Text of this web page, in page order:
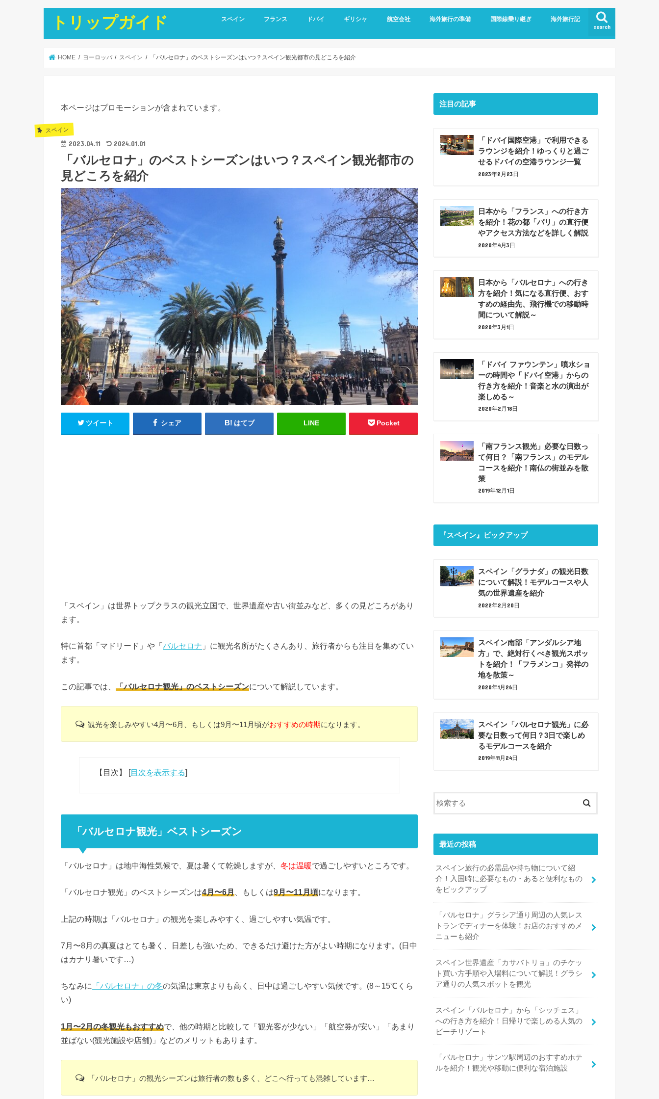
トリップガイド search
スペイン
スペイン基本情報
バルセロナ旅行
グラナダ
コルドバ
アンダルシア地方
セビリア
マドリード
フランス
フランス基本情報
リヨン観光
トゥールーズ旅行
ニース旅行
南フランス旅行
ドバイ
ドバイ空港
ドバイ基本情報
オールドドバイ
ダウンタウン
ドバイマリーナ
デザートサファリ
ドバイメトロ
ドバイ 新しい観光スポット
ドバイ ホテル選び
ギリシャ
アテネ観光
サントリーニ島 観光
メテオラ観光
航空会社
エミレーツ航空
スカイエクスプレス航空
マイレージプログラム
海外旅行の準備
海外旅行の持ち物
空港での暇つぶしアイデア7選！
クレジットカード
オプショナルツアー
観光プラン
国際線乗り継ぎ
ドバイ乗り継ぎ
海外旅行記
バルセロナ観光(2023年6月)
HOME ヨーロッパ スペイン 「バルセロナ」のベストシーズンはいつ？スペイン観光都市の見どころを紹介
本ページはプロモーションが含まれています。
スペイン
2023.04.11 2024.01.01
「バルセロナ」のベストシーズンはいつ？スペイン観光都市の
見どころを紹介
ツイート シェア はてブ LINE Pocket
「スペイン」は世界トップクラスの観光立国で、世界遺産や古い街並みなど、多くの見どころがあり
ます。
特に首都「マドリード」や「 バルセロナ 」に観光名所がたくさんあり、旅行者からも注目を集めてい
ます。
この記事では、 「バルセロナ観光」のベストシーズンについて解説しています。
観光を楽しみやすい4月〜6月、もしくは9月〜11月頃がおすすめの時期になります。
【目次】 [目次を表示する]
「バルセロナ観光」ベストシーズン
「バルセロナ」は地中海性気候で、夏は暑くて乾燥しますが、 冬は温暖で過ごしやすいところです。
「バルセロナ観光」のベストシーズンは4月〜6月 、もしくは9月〜11月頃になります。
上記の時期は「バルセロナ」の観光を楽しみやすく、過ごしやすい気温です。
7月〜8月の真夏はとても暑く、日差しも強いため、できるだけ避けた方がよい時期になります。(日中
はカナリ暑いです…)
ちなみに 「バルセロナ」の冬の気温は東京よりも高く、日中は過ごしやすい気候です。(8～15℃くら
い)
1月〜2月の冬観光もおすすめで、他の時期と比較して「観光客が少ない」「航空券が安い」「あまり
並ばない(観光施設や店舗)」などのメリットもあります。
「バルセロナ」の観光シーズンは旅行者の数も多く、どこへ行っても混雑しています…
注目の記事
「ドバイ国際空港」で利用できる
ラウンジを紹介！ゆっくりと過ご
せるドバイの空港ラウンジ一覧
2023年2月23日
日本から「フランス」への行き方
を紹介！花の都「パリ」の直行便
やアクセス方法などを詳しく解説
2020年4月3日
日本から「バルセロナ」への行き
方を紹介！気になる直行便、おす
すめの経由先、飛行機での移動時
間について解説～
2020年3月1日
「ドバイ ファウンテン」噴水ショ
ーの時間や「ドバイ空港」からの
行き方を紹介！音楽と水の演出が
楽しめる～
2020年2月18日
「南フランス観光」必要な日数っ
て何日？「南フランス」のモデル
コースを紹介！南仏の街並みを散
策
2019年12月1日
『スペイン』ピックアップ
スペイン「グラナダ」の観光日数
について解説！モデルコースや人
気の世界遺産を紹介
2022年2月20日
スペイン南部「アンダルシア地
方」で、絶対行くべき観光スポッ
トを紹介！「フラメンコ」発祥の
地を散策～
2020年1月26日
スペイン「バルセロナ観光」に必
要な日数って何日？3日で楽しめ
るモデルコースを紹介
2019年11月24日
最近の投稿
スペイン旅行の必需品や持ち物について紹
介！入国時に必要なもの・あると便利なもの
をピックアップ
「バルセロナ」グラシア通り周辺の人気レス
トランでディナーを体験！お店のおすすめメ
ニューも紹介
スペイン世界遺産「カサバトリョ」のチケッ
ト買い方手順や入場料について解説！グラシ
ア通りの人気スポットを観光
スペイン「バルセロナ」から「シッチェス」
への行き方を紹介！日帰りで楽しめる人気の
ビーチリゾート
「バルセロナ」サンツ駅周辺のおすすめホテ
ルを紹介！観光や移動に便利な宿泊施設